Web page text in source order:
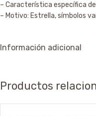
– Característica específica
– Motivo: Estrella, símbolos
Información adicional
Productos